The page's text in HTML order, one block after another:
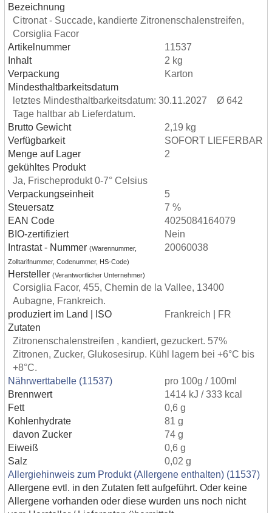
Bezeichnung
Citronat - Succade, kandierte Zitronenschalenstreifen,
Corsiglia Facor
Artikelnummer
11537
Inhalt
2 kg
Verpackung
Karton
Mindesthaltbarkeitsdatum
letztes Mindesthaltbarkeitsdatum: 30.11.2027 Ø 642
Tage haltbar ab Lieferdatum.
Brutto Gewicht
2,19 kg
Verfügbarkeit
SOFORT LIEFERBAR
Menge auf Lager
2
gekühltes Produkt
Ja, Frischeprodukt 0-7° Celsius
Verpackungseinheit
5
Steuersatz
7 %
EAN Code
4025084164079
BIO-zertifiziert
Nein
Intrastat - Nummer (Warennummer,
Zolltarifnummer, Codenummer, HS-Code)
20060038
Hersteller (Verantwortlicher Unternehmer)
Corsiglia Facor, 455, Chemin de la Vallee, 13400
Aubagne, Frankreich.
produziert im Land | ISO
Frankreich | FR
Zutaten
Zitronenschalenstreifen , kandiert, gezuckert. 57%
Zitronen, Zucker, Glukosesirup. Kühl lagern bei +6°C bis
+8°C.
Nährwerttabelle (11537)
pro 100g / 100ml
Brennwert
1414 kJ / 333 kcal
Fett
0,6 g
Kohlenhydrate
81 g
davon Zucker
74 g
Eiweiß
0,6 g
Salz
0,02 g
Allergiehinweis zum Produkt (Allergene enthalten) (11537)
Allergene evtl. in den Zutaten fett aufgeführt. Oder keine
Allergene vorhanden oder diese wurden uns noch nicht